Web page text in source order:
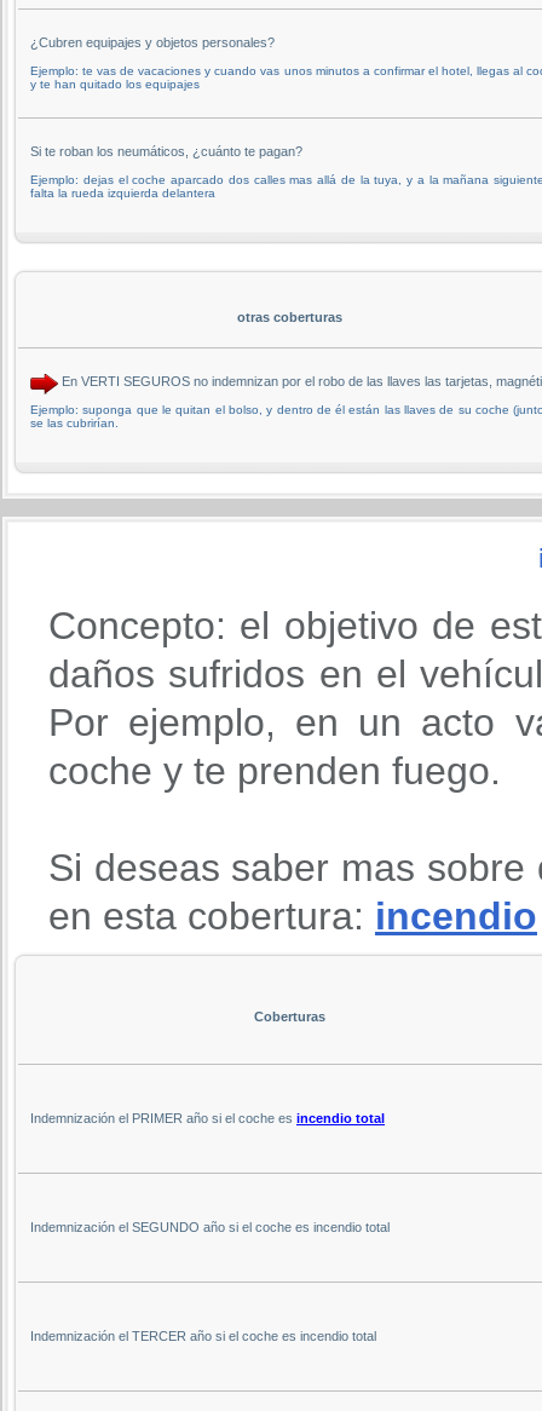
¿Cubren equipajes y objetos personales?
Ejemplo: te vas de vacaciones y cuando vas unos minutos a confirmar el hotel, llegas al
y te han quitado los equipajes
Si te roban los neumáticos, ¿cuánto te pagan?
Ejemplo: dejas el coche aparcado dos calles mas allá de la tuya, y a la mañana
falta la rueda izquierda delantera
otras coberturas
En VERTI SEGUROS no indemnizan por el robo de las llaves las tarjetas,
Ejemplo: suponga que le quitan el bolso, y dentro de él están las llaves de su coche
se las cubrirían.
Concepto: el objetivo de
daños sufridos en el
Por ejemplo, en un acto
coche y te prenden fuego.
Si deseas saber mas
en esta cobertura: incendio
Coberturas
Indemnización el PRIMER año si el coche es incendio total
Indemnización el SEGUNDO año si el coche es incendio total
Indemnización el TERCER año si el coche es incendio total